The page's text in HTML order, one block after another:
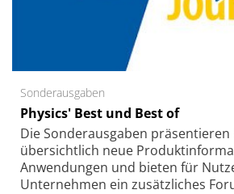
Sonderausgaben
Physics' Best und Best of
Die Sonder­ausgaben
übersichtlich neue
Anwendungen und bieten für
Unternehmen ein zusätzliches